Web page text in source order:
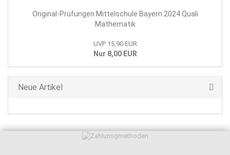
Original-Prüfungen Mittelschule Bayern 2024 Quali
Mathematik
UVP 15,90 EUR
Nur 8,00 EUR
Neue Artikel